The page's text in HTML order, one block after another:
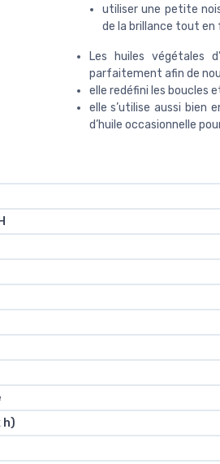
utiliser une petite
de la brillance tout
Les huiles végétales
parfaitement afin de
elle redéfini les boucles
elle s’utilise aussi bien
d’huile occasionnelle
h)